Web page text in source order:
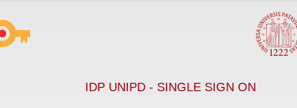
IDP UNIPD - SINGLE SIGN ON